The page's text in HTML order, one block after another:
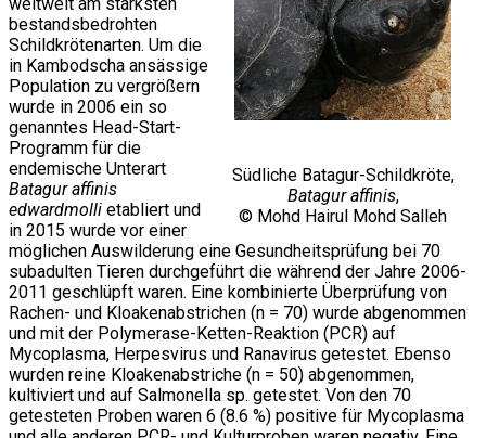
Südliche Batagur-Schildkröte,
Batagur affinis,
© Mohd Hairul Mohd Salleh
weltweit am stärksten
bestandsbedrohten
Schildkrötenarten. Um die
in Kambodscha ansässige
Population zu vergrößern
wurde in 2006 ein so
genanntes Head-Start-
Programm für die
endemische Unterart
Batagur affinis
edwardmolli etabliert und
in 2015 wurde vor einer
möglichen Auswilderung eine Gesundheitsprüfung bei 70
subadulten Tieren durchgeführt die während der Jahre 2006-
2011 geschlüpft waren. Eine kombinierte Überprüfung von
Rachen- und Kloakenabstrichen (n = 70) wurde abgenommen
und mit der Polymerase-Ketten-Reaktion (PCR) auf
Mycoplasma, Herpesvirus und Ranavirus getestet. Ebenso
wurden reine Kloakenabstriche (n = 50) abgenommen,
kultiviert und auf Salmonella sp. getestet. Von den 70
getesteten Proben waren 6 (8.6 %) positive für Mycoplasma